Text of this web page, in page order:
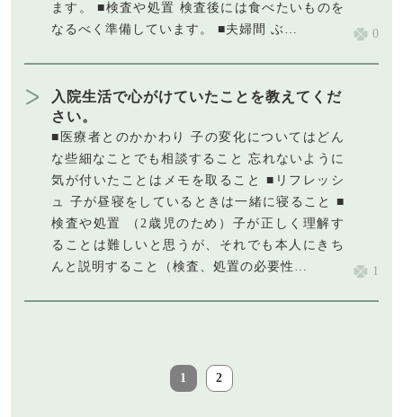
ます。 ■検査や処置 検査後には食べたいものを
なるべく準備しています。 ■夫婦間 ぶ…
0
入院生活で心がけていたことを教えてくだ
さい。
■医療者とのかかわり 子の変化についてはどん
な些細なことでも相談すること 忘れないように
気が付いたことはメモを取ること ■リフレッシ
ュ 子が昼寝をしているときは一緒に寝ること ■
検査や処置 （2歳児のため）子が正しく理解す
ることは難しいと思うが、それでも本人にきち
んと説明すること（検査、処置の必要性…
1
1 2